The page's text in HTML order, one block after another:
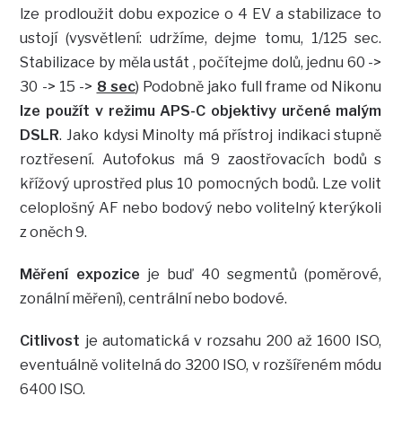
lze prodloužit dobu expozice o 4 EV a stabilizace to
ustojí (vysvětlení: udržíme, dejme tomu, 1/125 sec.
Stabilizace by měla ustát , počítejme dolů, jednu 60 ->
30 -> 15 -> 8 sec) Podobně jako full frame od Nikonu
lze použít v režimu APS-C objektivy určené malým
DSLR. Jako kdysi Minolty má přístroj indikaci stupně
roztřesení. Autofokus má 9 zaostřovacích bodů s
křížový uprostřed plus 10 pomocných bodů. Lze volit
celoplošný AF nebo bodový nebo volitelný kterýkoli
z oněch 9.
Měření expozice je buď 40 segmentů (poměrové,
zonální měření), centrální nebo bodové.
Citlivost je automatická v rozsahu 200 až 1600 ISO,
eventuálně volitelná do 3200 ISO, v rozšířeném módu
6400 ISO.